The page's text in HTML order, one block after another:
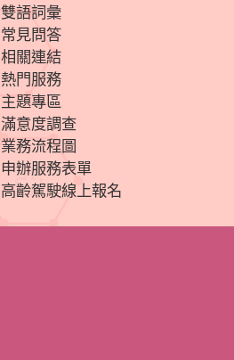
雙語詞彙
常見問答
相關連結
熱門服務
主題專區
滿意度調查
業務流程圖
申辦服務表單
高齡駕駛線上報名